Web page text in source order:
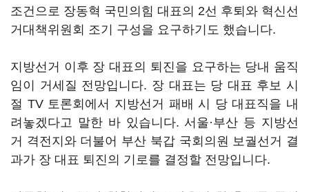
조건으로 장동혁 국민의힘 대표의 2선 후퇴와 혁신선
거대책위원회 조기 구성을 요구하기도 했습니다.
지방선거 이후 장 대표의 퇴진을 요구하는 당내 움직
임이 거세질 전망입니다. 장 대표는 당 대표 후보 시
절 TV 토론회에서 지방선거 패배 시 당 대표직을 내
려놓겠다고 말한 바 있습니다. 서울·부산 등 지방선
거 격전지와 더불어 부산 북갑 국회의원 보궐선거 결
과가 장 대표 퇴진의 기로를 결정할 전망입니다.